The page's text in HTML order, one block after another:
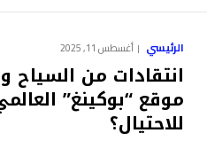
الرئيسي أغسطس 11, 2025
انتقادات من
موقع “بوكينغ”
للاحتيال؟